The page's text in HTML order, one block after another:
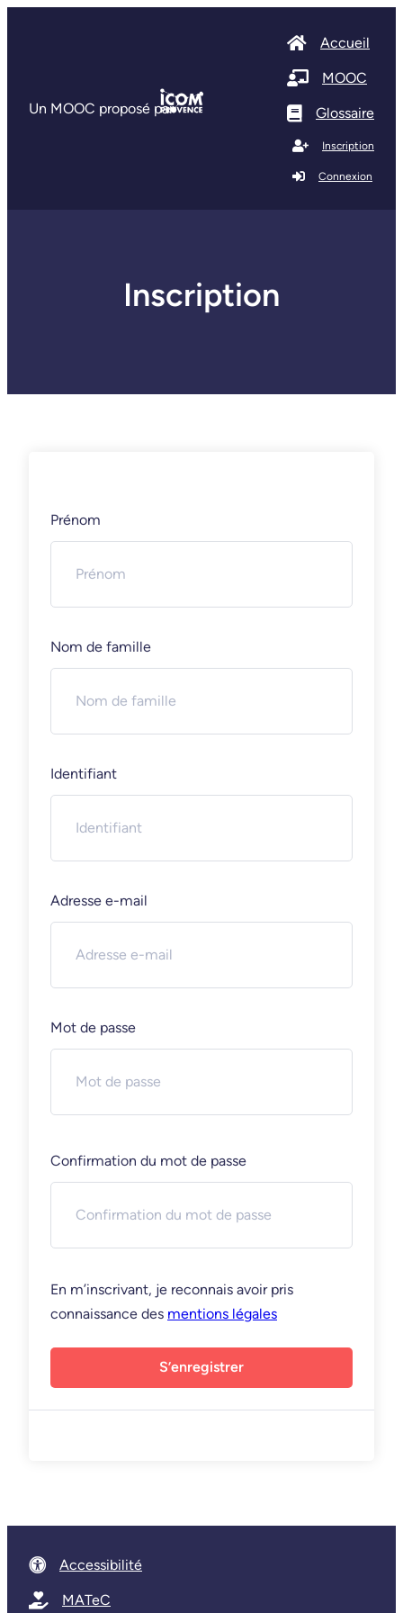
Un MOOC proposé par
Accueil
MOOC
Glossaire
Inscription
Connexion
Inscription
Prénom
Nom de famille
Identifiant
Adresse e-mail
Mot de passe
Confirmation du mot de passe
En m’inscrivant, je reconnais avoir pris
connaissance des mentions légales
S’enregistrer
Accessibilité
MATeC